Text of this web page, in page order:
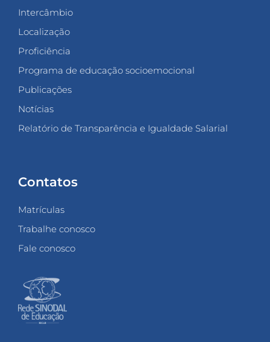
Intercâmbio
Localização
Proficiência
Programa de educação socioemocional
Publicações
Notícias
Relatório de Transparência e Igualdade Salarial
Contatos
Matrículas
Trabalhe conosco
Fale conosco